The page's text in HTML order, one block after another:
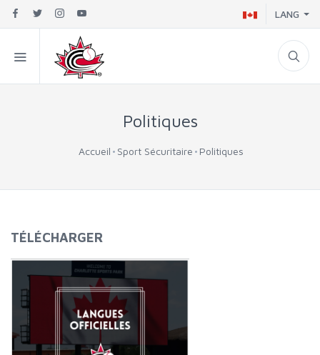
LANG
Politiques
Accueil Sport Sécuritaire Politiques
TÉLÉCHARGER